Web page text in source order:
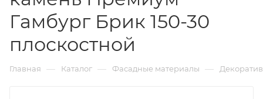
Гамбург Брик 150-30
плоскостной
Главная — Каталог — Фасадные материалы —